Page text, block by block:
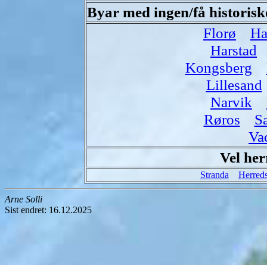
Byar med ingen/få
Florø
Harstad
Kongsberg
Lillesand
Narvik
Røros
Vel
Stranda
Arne Solli
Sist endret: 16.12.2025